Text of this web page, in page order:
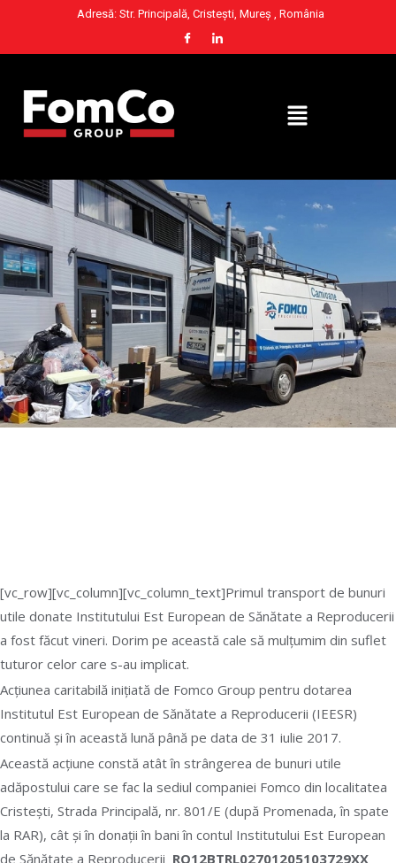
Adresă: Str. Principală, Cristești, Mureș , România
[vc_row][vc_column][vc_column_text]Primul transport de bunuri
utile donate Institutului Est European de Sănătate a Reproducerii
a fost făcut vineri. Dorim pe această cale să mulțumim din suflet
tuturor celor care s-au implicat.
Acțiunea caritabilă inițiată de Fomco Group pentru dotarea
Institutul Est European de Sănătate a Reproducerii (IEESR)
continuă și în această lună până pe data de 31 iulie 2017.
Această acțiune constă atât în strângerea de bunuri utile
adăpostului care se fac la sediul companiei Fomco din localitatea
Cristești, Strada Principală, nr. 801/E (după Promenada, în spate
la RAR), cât și în donații în bani în contul Institutului Est European
de Sănătate a Reproducerii RO12BTRL02701205103729XX